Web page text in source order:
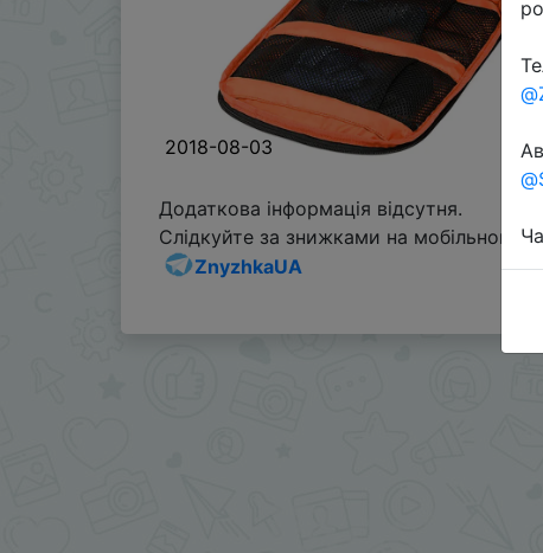
2018-08-03
Додаткова інформація відсутня.
Слідкуйте за знижками на мобільному,
ZnyzhkaUA